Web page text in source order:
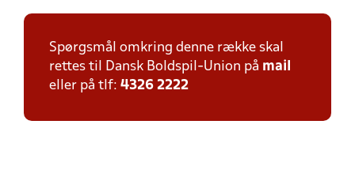
Spørgsmål omkring denne række skal
rettes til Dansk Boldspil-Union på mail
eller på tlf: 4326 2222